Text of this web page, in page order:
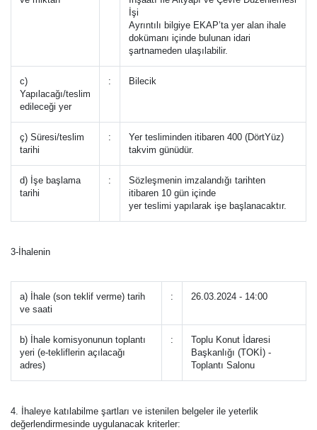
İşi
Ayrıntılı bilgiye EKAP’ta yer alan ihale
dokümanı içinde bulunan idari
şartnameden ulaşılabilir.
c)
Yapılacağı/teslim
edileceği yer
: Bilecik
ç) Süresi/teslim
tarihi
:
Yer tesliminden itibaren 400 (DörtYüz)
takvim günüdür.
d) İşe başlama
tarihi
:
Sözleşmenin imzalandığı tarihten
itibaren 10 gün içinde
yer teslimi yapılarak işe başlanacaktır.
3-İhalenin
a) İhale (son teklif verme) tarih
ve saati
: 26.03.2024 - 14:00
b) İhale komisyonunun toplantı
yeri (e-tekliflerin açılacağı
adres)
:
Toplu Konut İdaresi
Başkanlığı (TOKİ) -
Toplantı Salonu
4. İhaleye katılabilme şartları ve istenilen belgeler ile yeterlik
değerlendirmesinde uygulanacak kriterler: